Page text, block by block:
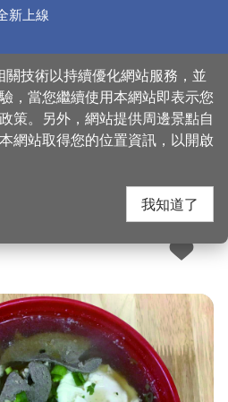
新上線
> 美食快搜
人氣：7206
技術以持續優化網站服務，並
，當您繼續使用本網站即表示您
策。另外，網站提供周邊景點自
網站取得您的位置資訊，以開啟
我知道了